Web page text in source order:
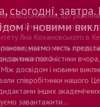
сьогодні,
і новими
панове, маємо честь
полоністики вчора,
досвідом і новими
співробітники нашого
інших академічних
завантажити…